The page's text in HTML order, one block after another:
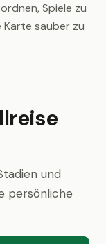
Spiele zu
sauber zu
und
persönliche